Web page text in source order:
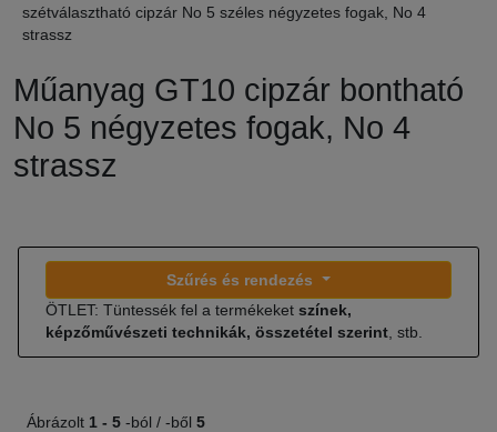
szétválasztható cipzár No 5 széles négyzetes fogak, No 4
strassz
Műanyag GT10 cipzár bontható
No 5 négyzetes fogak, No 4
strassz
Szűrés és rendezés
ÖTLET: Tüntessék fel a termékeket színek,
képzőművészeti technikák, összetétel szerint , stb.
Ábrázolt 1 - 5 -ból / -ből 5